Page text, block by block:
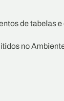
de tabelas
no